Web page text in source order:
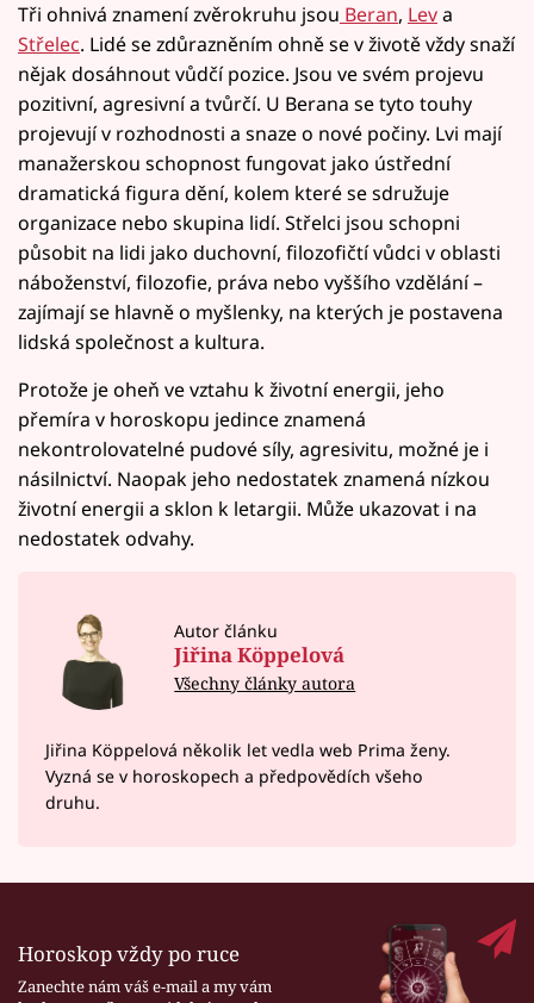
Tři ohnivá znamení zvěrokruhu jsou Beran, Leva
Střelec. Lidé se zdůrazněním ohně se v životě vždy snaží
nějak dosáhnout vůdčí pozice. Jsou ve svém projevu
pozitivní, agresivní a tvůrčí. U Berana se tyto touhy
projevují v rozhodnosti a snaze o nové počiny. Lvi mají
manažerskou schopnost fungovat jako ústřední
dramatická figura dění, kolem které se sdružuje
organizace nebo skupina lidí. Střelci jsou schopni
působit na lidi jako duchovní, filozofičtí vůdci v oblasti
náboženství, filozofie, práva nebo vyššího vzdělání –
zajímají se hlavně o myšlenky, na kterých je postavena
lidská společnost a kultura.
Protože je oheň ve vztahu k životní energii, jeho
přemíra v horoskopu jedince znamená
nekontrolovatelné pudové síly, agresivitu, možné je i
násilnictví. Naopak jeho nedostatek znamená nízkou
životní energii a sklon k letargii. Může ukazovat i na
nedostatek odvahy.
Autor článku
Jiřina Köppelová
Všechny články autora
Jiřina Köppelová několik let vedla web Prima ženy.
Vyzná se v horoskopech a předpovědích všeho
druhu.
Horoskop vždy po ruce
Zanechte nám váš e-mail a my vám